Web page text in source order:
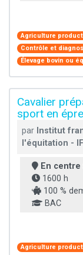
Agriculture
Contrôle et
Élevage bovin ou
Cavalier
sport en
par Institut
l'équitation -
En centre
1600 h
100 %
BAC
Agriculture